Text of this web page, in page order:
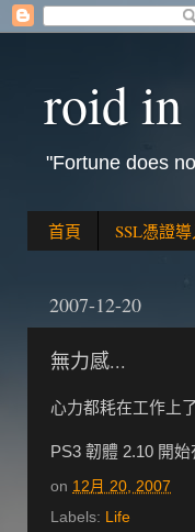
roid
"Fortune does
首頁 SSL憑證導
2007-12-20
無力感...
心力都耗在工作上
PS3 韌體 2.10 開
on 12月 20, 2007
Labels: Life